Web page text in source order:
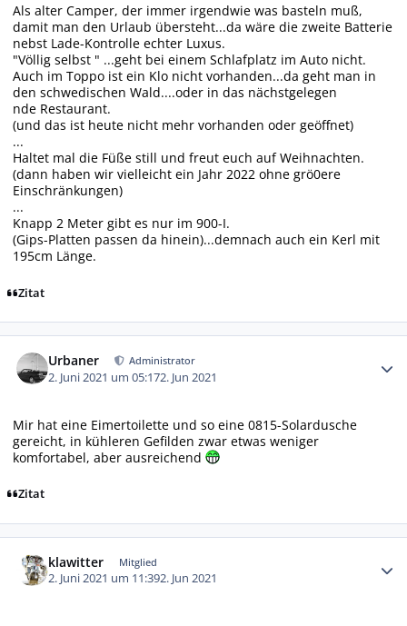
Als alter Camper, der immer irgendwie was basteln muß,
damit man den Urlaub übersteht...da wäre die zweite Batterie
nebst Lade-Kontrolle echter Luxus.
"Völlig selbst " ...geht bei einem Schlafplatz im Auto nicht.
Auch im Toppo ist ein Klo nicht vorhanden...da geht man in
den schwedischen Wald....oder in das nächstgelegen
nde Restaurant.
(und das ist heute nicht mehr vorhanden oder geöffnet)
...
Haltet mal die Füße still und freut euch auf Weihnachten.
(dann haben wir vielleicht ein Jahr 2022 ohne grö0ere
Einschränkungen)
...
Knapp 2 Meter gibt es nur im 900-I.
(Gips-Platten passen da hinein)...demnach auch ein Kerl mit
195cm Länge.
Zitat
Urbaner Administrator
2. Juni 2021 um 05:172. Jun 2021
Mir hat eine Eimertoilette und so eine 0815-Solardusche
gereicht, in kühleren Gefilden zwar etwas weniger
komfortabel, aber ausreichend
Zitat
klawitter Mitglied
2. Juni 2021 um 11:392. Jun 2021